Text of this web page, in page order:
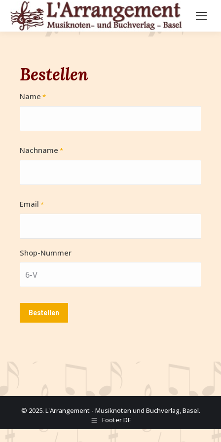
Bestellen
Name *
Nachname *
Email *
Shop-Nummer
© 2025. L'Arrangement - Musiknoten und Buchverlag, Basel.
Footer DE